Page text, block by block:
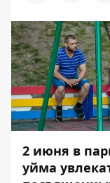
2 июня в
уйма